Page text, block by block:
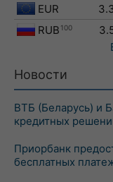
EUR
RUB 100
Новости
ВТБ (Беларусь) и
кредитных
Приорбанк
бесплатных